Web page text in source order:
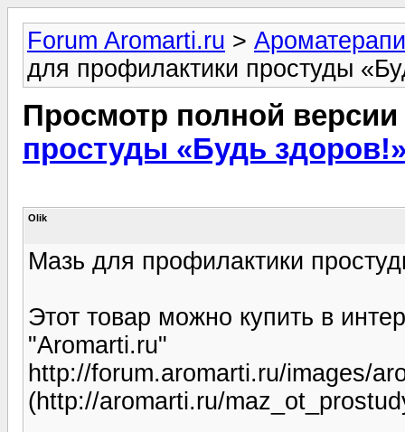
Forum Aromarti.ru >
для профилактики простуды
Просмотр полной
простуды «Будь
Olik
Мазь для профилактики
Этот товар можно купить в
"Aromarti.ru"
http://forum.aromarti.ru/images/
(http://aromarti.ru/